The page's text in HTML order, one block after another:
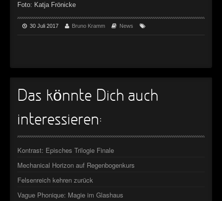
►
►
Foto: Katja Frönicke
30 Juli 2017 Bruno Kramm News
Das könnte Dich auch
interessieren:
Kontrast: Episches Trilogie Finale
Mechanical Horizon auf Regenbogenkurs
Felsenreich kehren zurück
Vague Phonique: Magie im Glashaus